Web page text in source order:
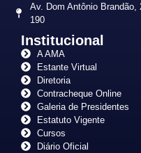
Av. Dom Antônio
190
Institucional
A AMA
Estante Virtual
Diretoria
Contracheque Online
Galeria de Presidentes
Estatuto Vigente
Cursos
Diário Oficial